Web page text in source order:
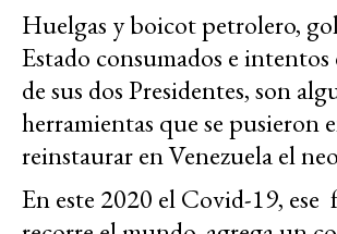
Huelgas y boicot petrolero,
Estado consumados e intentos
de sus dos Presidentes, son
herramientas que se pusieron
reinstaurar en Venezuela el
En este 2020 el Covid-19, ese